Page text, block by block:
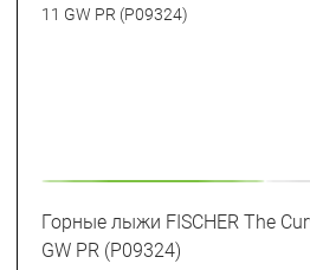
Горные лыжи FISCHER The
GW PR (P09324)